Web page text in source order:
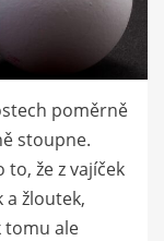
poměrně
stoupne.
to, že z vajíček
a žloutek,
tomu ale